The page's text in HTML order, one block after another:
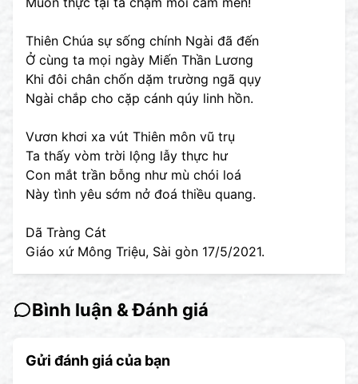
Thiên Chúa sự sống chính Ngài đã đến
Ở cùng ta mọi ngày Miến Thần Lương
Khi đôi chân chốn dặm trường ngã qụy
Ngài chắp cho cặp cánh qúy linh hồn.
Vươn khơi xa vút Thiên môn vũ trụ
Ta thấy vòm trời lộng lẫy thực hư
Con mắt trần bỗng như mù chói loá
Này tình yêu sớm nở đoá thiều quang.
Dã Tràng Cát
Giáo xứ Mông Triệu, Sài gòn 17/5/2021.
Bình luận & Đánh giá
Gửi đánh giá của bạn